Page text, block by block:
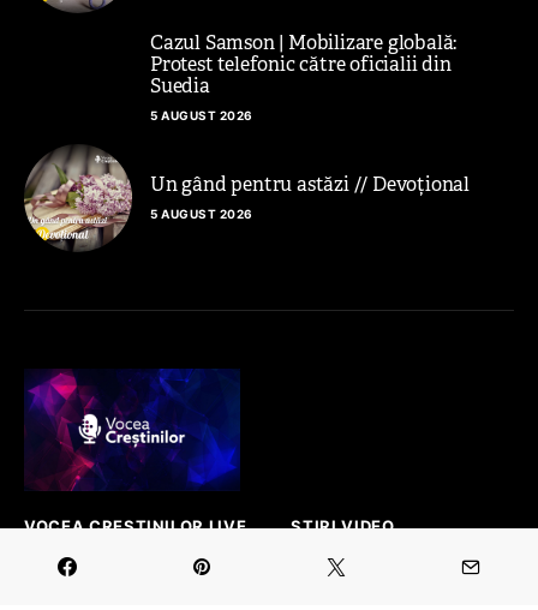
Cazul Samson | Mobilizare globală:
Protest telefonic către oficialii din
Suedia
5 AUGUST 2026
Un gând pentru astăzi // Devoțional
5 AUGUST 2026
VOCEA CREȘTINILOR LIVE
ȘTIRI VIDEO
CONTACT